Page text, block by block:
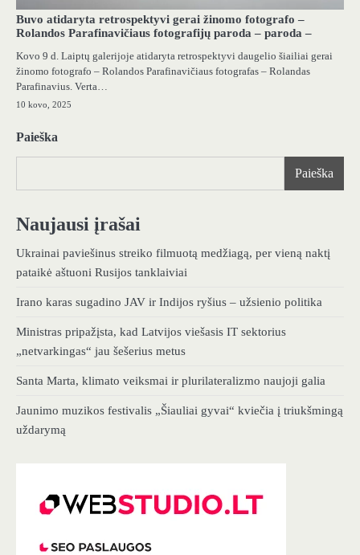
Buvo atidaryta retrospektyvi gerai žinomo fotografo –
Rolandos Parafinavičiaus fotografijų paroda – paroda –
Kovo 9 d. Laiptų galerijoje atidaryta retrospektyvi daugelio šiailiai gerai
žinomo fotografo – Rolandos Parafinavičiaus fotografas – Rolandas
Parafinavius. Verta…
10 kovo, 2025
Paieška
Paieška
Naujausi įrašai
Ukrainai paviešinus streiko filmuotą medžiagą, per vieną naktį
pataikė aštuoni Rusijos tanklaiviai
Irano karas sugadino JAV ir Indijos ryšius – užsienio politika
Ministras pripažįsta, kad Latvijos viešasis IT sektorius
„netvarkingas“ jau šešerius metus
Santa Marta, klimato veiksmai ir plurilateralizmo naujoji galia
Jaunimo muzikos festivalis „Šiauliai gyvai“ kviečia į triukšmingą
uždarymą